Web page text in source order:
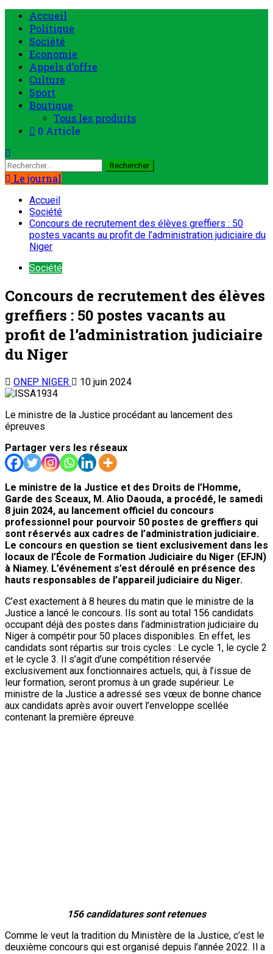
Accueil
Politique
Société
Economie
Appels d’offre
Culture
Sport
Boutique
Tous les produits
0 Article
Le journal
Accueil
Société
Concours de recrutement des élèves greffiers : 50
postes vacants au profit de l’administration judiciaire du
Niger
Société
Concours de recrutement des élèves
greffiers : 50 postes vacants au
profit de l’administration judiciaire
du Niger
ONEP NIGER 10 juin 2024
Le ministre de la Justice procédant au lancement des
épreuves
Partager vers les réseaux
Le ministre de la Justice et des Droits de l’Homme,
Garde des Sceaux, M. Alio Daouda, a procédé, le samedi
8 juin 2024, au lancement officiel du concours
professionnel pour pourvoir 50 postes de greffiers qui
sont réservés aux cadres de l’administration judiciaire.
Le concours en question se tient exclusivement dans les
locaux de l’École de Formation Judiciaire du Niger (EFJN)
à Niamey. L’événement s’est déroulé en présence des
hauts responsables de l’appareil judiciaire du Niger.
C’est exactement à 8 heures du matin que le ministre de la
Justice a lancé le concours. Ils sont au total 156 candidats
occupant déjà des postes dans l’administration judiciaire du
Niger à compétir pour 50 places disponibles. En effet, les
candidats sont répartis sur trois cycles : Le cycle 1, le cycle 2
et le cycle 3. Il s’agit d’une compétition réservée
exclusivement aux fonctionnaires actuels, qui, à l’issue de
leur formation, seront promus à un grade supérieur. Le
ministre de la Justice a adressé ses vœux de bonne chance
aux candidats après avoir ouvert l’enveloppe scellée
contenant la première épreuve.
déroule dans des conditions acceptables », a souhaité la
Secrétaire générale du Ministère de la Justice, Mme
Abdourahamane Amina.